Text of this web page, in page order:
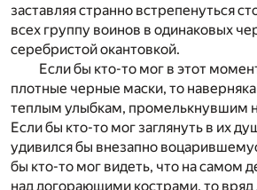
заставляя странно встрепенуться
всех группу воинов в одинаковых
серебристой окантовкой.
Если бы кто-то мог в этот
плотные черные маски, то
теплым улыбкам, промелькнувшим
Если бы кто-то мог заглянуть в их
удивился бы внезапно
бы кто-то мог видеть, что на самом
над догорающими кострами, то